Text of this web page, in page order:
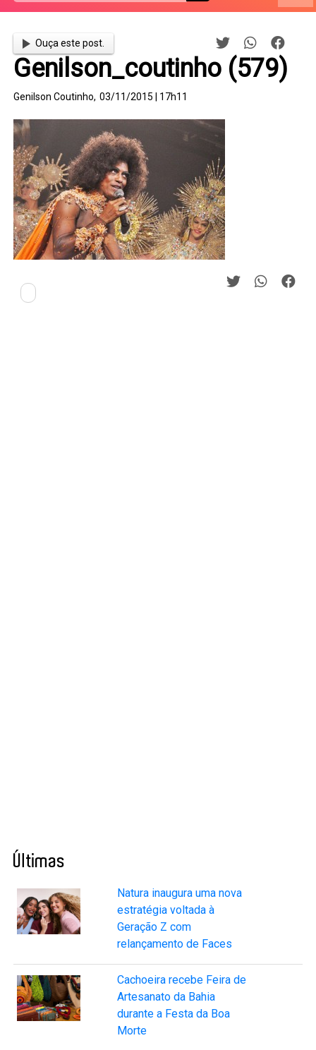
Ouça este post.
Genilson_coutinho (579)
Genilson Coutinho, 03/11/2015 | 17h11
Últimas
Natura inaugura uma nova
estratégia voltada à
Geração Z com
relançamento de Faces
Cachoeira recebe Feira de
Artesanato da Bahia
durante a Festa da Boa
Morte